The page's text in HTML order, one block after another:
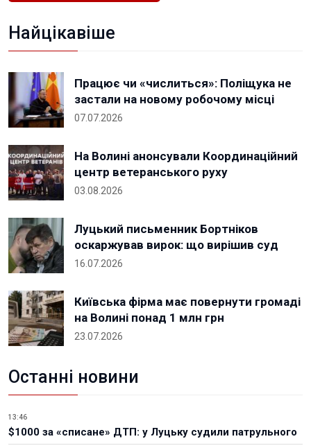
Найцікавіше
Працює чи «числиться»: Поліщука не
застали на новому робочому місці
07.07.2026
На Волині анонсували Координаційний
центр ветеранського руху
03.08.2026
Луцький письменник Бортніков
оскаржував вирок: що вирішив суд
16.07.2026
Київська фірма має повернути громаді
на Волині понад 1 млн грн
23.07.2026
Останні новини
13:46
$1000 за «списане» ДТП: у Луцьку судили патрульного